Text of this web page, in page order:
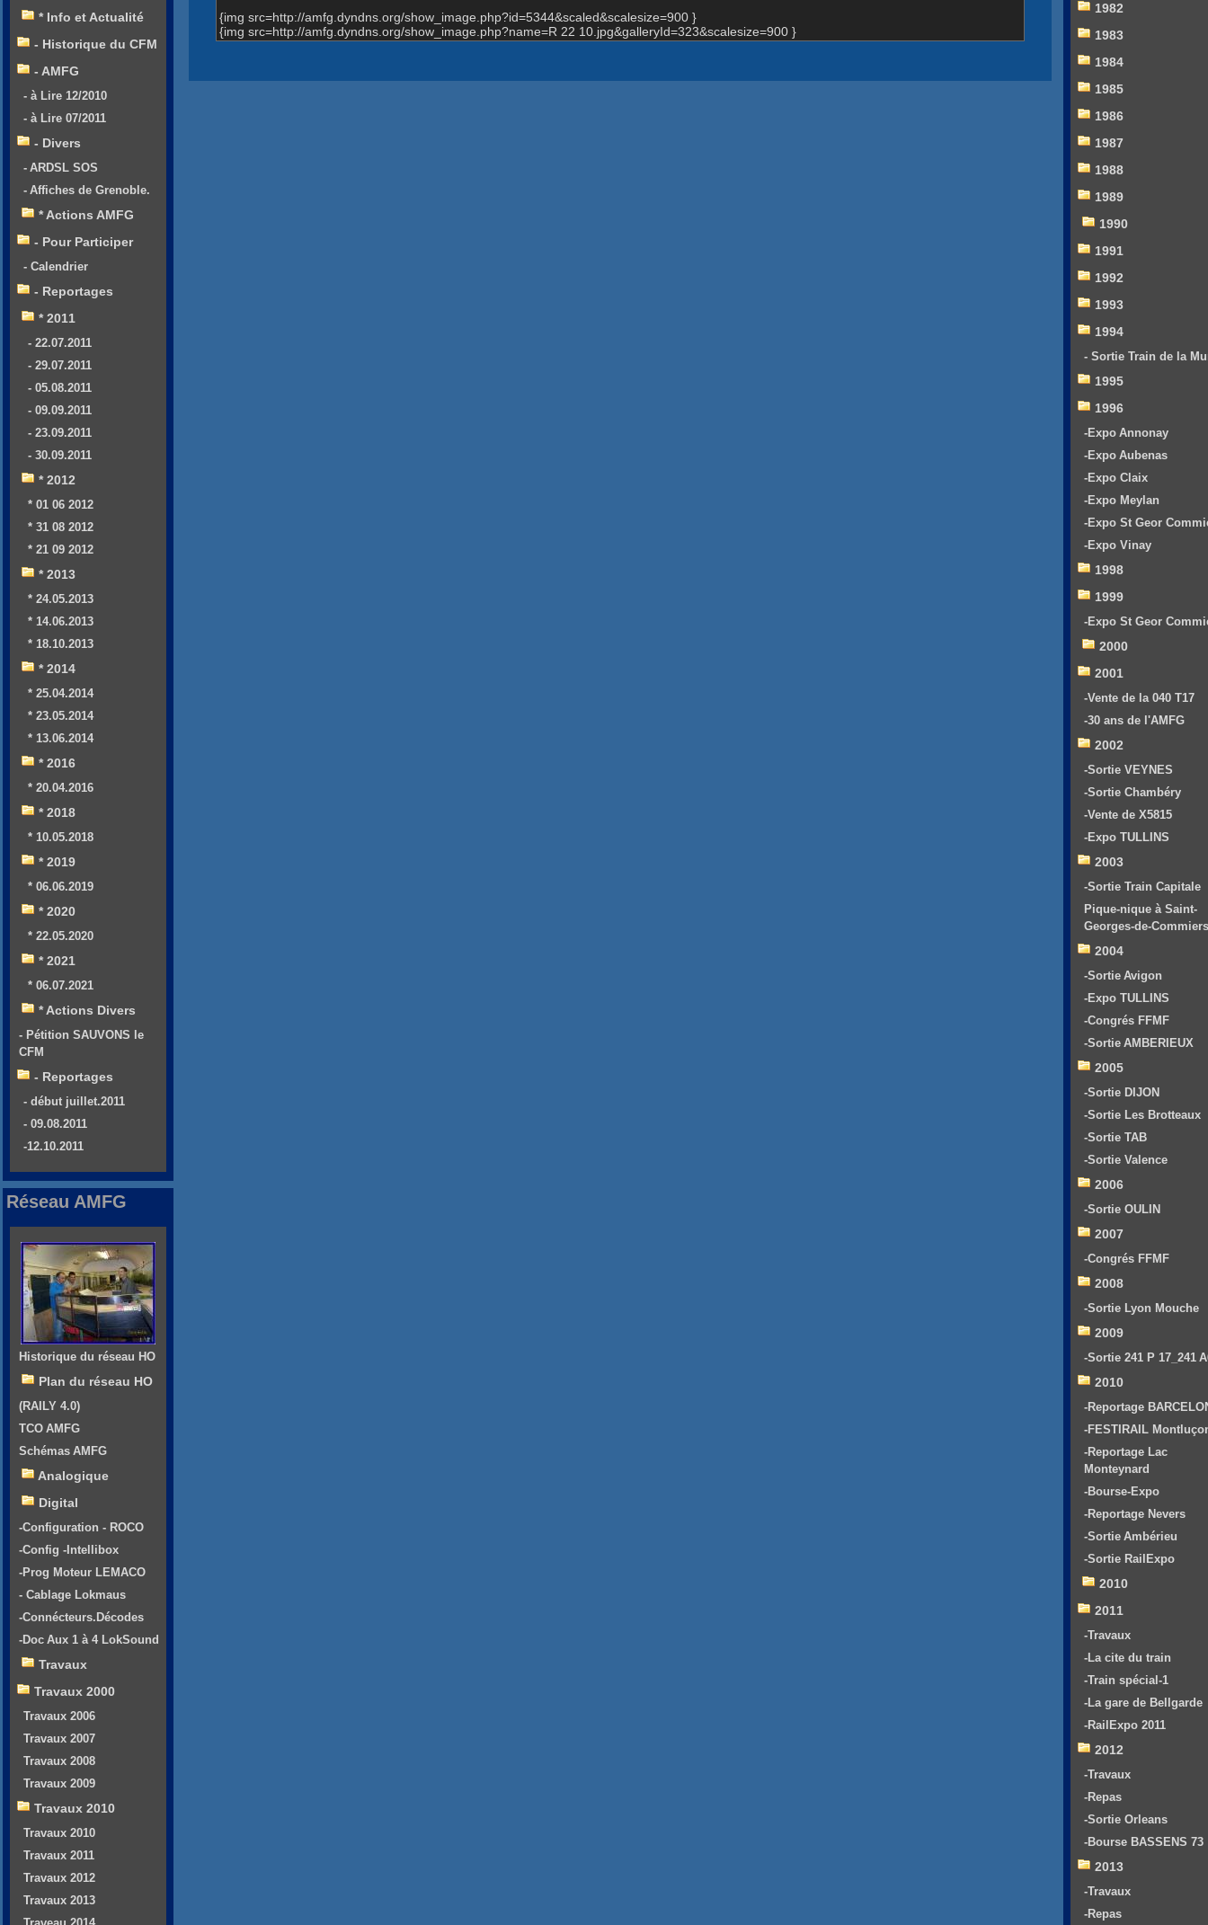
{img src=http://amfg.dyndns.org/show_image.php?id=5344&scaled&scalesize=900 }
{img src=http://amfg.dyndns.org/show_image.php?name=R 22 10.jpg&galleryId=323&scalesize=900 }
* Info et Actualité
- Historique du CFM
- AMFG
- à Lire 12/2010
- à Lire 07/2011
- Divers
- ARDSL SOS
- Affiches de Grenoble.
* Actions AMFG
- Pour Participer
- Calendrier
- Reportages
* 2011
- 22.07.2011
- 29.07.2011
- 05.08.2011
- 09.09.2011
- 23.09.2011
- 30.09.2011
* 2012
* 01 06 2012
* 31 08 2012
* 21 09 2012
* 2013
* 24.05.2013
* 14.06.2013
* 18.10.2013
* 2014
* 25.04.2014
* 23.05.2014
* 13.06.2014
* 2016
* 20.04.2016
* 2018
* 10.05.2018
* 2019
* 06.06.2019
* 2020
* 22.05.2020
* 2021
* 06.07.2021
* Actions Divers
- Pétition SAUVONS le
CFM
- Reportages
- début juillet.2011
- 09.08.2011
-12.10.2011
Réseau AMFG
Historique du réseau HO
Plan du réseau HO
(RAILY 4.0)
TCO AMFG
Schémas AMFG
Analogique
Digital
-Configuration - ROCO
-Config -Intellibox
-Prog Moteur LEMACO
- Cablage Lokmaus
-Connécteurs.Décodes
-Doc Aux 1 à 4 LokSound
Travaux
Travaux 2000
Travaux 2006
Travaux 2007
Travaux 2008
Travaux 2009
Travaux 2010
Travaux 2010
Travaux 2011
Travaux 2012
Travaux 2013
1982
1983
1984
1985
1986
1987
1988
1989
1990
1991
1992
1993
1994
- Sortie Train de la
1995
1996
-Expo Annonay
-Expo Aubenas
-Expo Claix
-Expo Meylan
-Expo St Geor
-Expo Vinay
1998
1999
-Expo St Geor
2000
2001
-Vente de la 040 T17
-30 ans de l'AMFG
2002
-Sortie VEYNES
-Sortie Chambéry
-Vente de X5815
-Expo TULLINS
2003
-Sortie Train Capitale
Pique-nique à Saint-
Georges-de-Commiers
2004
-Sortie Avigon
-Expo TULLINS
-Congrés FFMF
-Sortie AMBERIEUX
2005
-Sortie DIJON
-Sortie Les Brotteaux
-Sortie TAB
-Sortie Valence
2006
-Sortie OULIN
2007
-Congrés FFMF
2008
-Sortie Lyon Mouche
2009
-Sortie 241 P 17_241
2010
-Reportage
-FESTIRAIL
-Reportage Lac
Monteynard
-Bourse-Expo
-Reportage Nevers
-Sortie Ambérieu
-Sortie RailExpo
2010
2011
-Travaux
-La cite du train
-Train spécial-1
-La gare de Bellgarde
-RailExpo 2011
2012
-Travaux
-Repas
-Sortie Orleans
-Bourse BASSENS 73
2013
-Travaux
-Repas